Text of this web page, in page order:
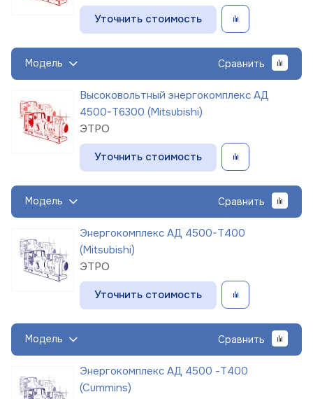
Уточнить стоимость
Модель Сравнить
Высоковольтный энергокомплекс АД
4500-Т6300 (Mitsubishi)
ЭТРО
Уточнить стоимость
Модель Сравнить
Энергокомплекс АД 4500-Т400
(Mitsubishi)
ЭТРО
Уточнить стоимость
Модель Сравнить
Энергокомплекс АД 4500 -Т400
(Cummins)